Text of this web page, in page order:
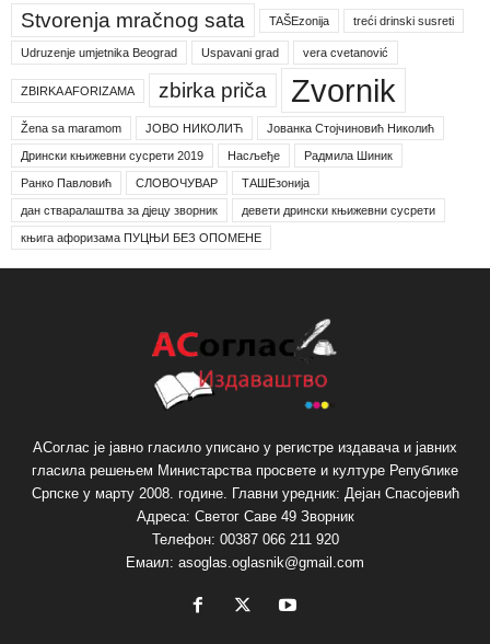
Stvorenja mračnog sata TAŠEzonija treći drinski susreti
Udruzenje umjetnika Beograd Uspavani grad vera cvetanović
ZBIRKA AFORIZAMA zbirka priča Zvornik
Žena sa maramom ЈОВО НИКОЛИЋ Јованка Стојчиновић Николић
Дрински књижевни сусрети 2019 Насљеђе Радмила Шиник
Ранко Павловић СЛОВОЧУВАР ТАШЕзонија
дан стваралаштва за дјецу зворник девети дрински књижевни сусрети
књига афоризама ПУЦЊИ БЕЗ ОПОМЕНЕ
АСоглас је јавно гласило уписано у регистре издавача и јавних
гласила решењем Министарства просвете и културе Републике
Српске у марту 2008. године. Главни уредник: Дејан Спасојевић
Адреса: Светог Саве 49 Зворник
Телефон: 00387 066 211 920
Емаил: asoglas.oglasnik@gmail.com